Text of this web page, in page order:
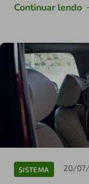
Continuar lendo
SISTEMA 20/